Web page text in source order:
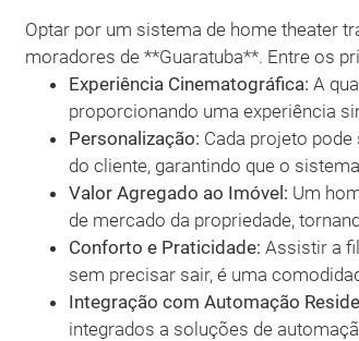
Optar por um sistema de home theater
moradores de **Guaratuba**. Entre os
Experiência Cinematográfica: A
proporcionando uma experiência
Personalização: Cada projeto
do cliente, garantindo que o
Valor Agregado ao Imóvel: Um
de mercado da propriedade,
Conforto e Praticidade: Assistir a
sem precisar sair, é uma
Integração com Automação
integrados a soluções de